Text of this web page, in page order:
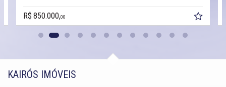
R$ 850.000,00
KAIRÓS IMÓVEIS